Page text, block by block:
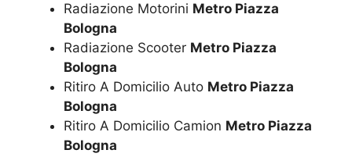
Radiazione Motorini Metro Piazza
Bologna
Radiazione Scooter Metro Piazza
Bologna
Ritiro A Domicilio Auto Metro Piazza
Bologna
Ritiro A Domicilio Camion Metro Piazza
Bologna